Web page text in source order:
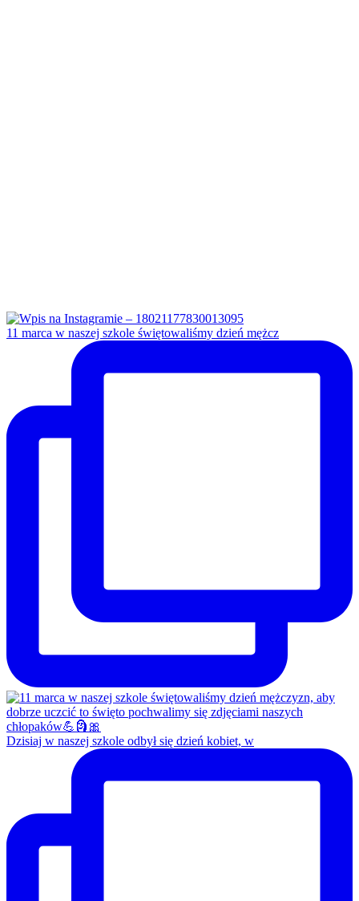
11 marca w naszej szkole świętowaliśmy dzień mężcz
Dzisiaj w naszej szkole odbył się dzień kobiet, w